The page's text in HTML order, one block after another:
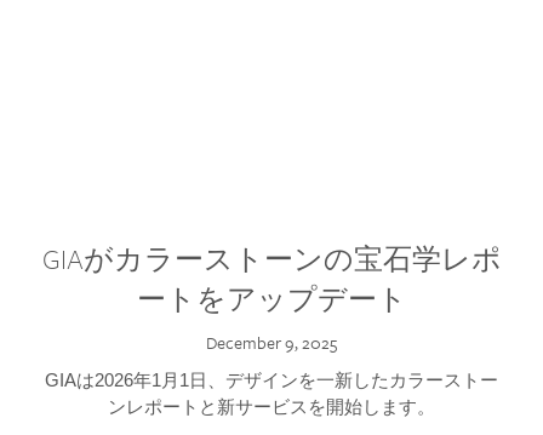
GIAがカラーストーンの宝石学レポ
ートをアップデート
December 9, 2025
GIAは2026年1月1日、デザインを一新したカラーストー
ンレポートと新サービスを開始します。